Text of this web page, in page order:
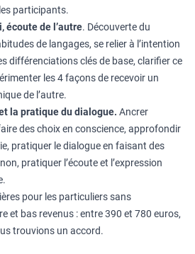
participants.
écoute de l’autre. Découverte du
de langages, se relier à l’intention
différenciations clés de base, clarifier ce
les 4 façons de recevoir un
de l’autre.
la pratique du dialogue. Ancrer
des choix en conscience, approfondir
pratiquer le dialogue en faisant des
pratiquer l’écoute et l’expression
pour les particuliers sans
et bas revenus : entre 390 et 780 euros,
trouvions un accord.